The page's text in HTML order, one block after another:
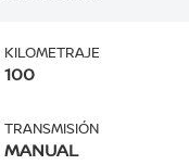
KILOMETRAJE
100
TRANSMISIÓN
MANUAL